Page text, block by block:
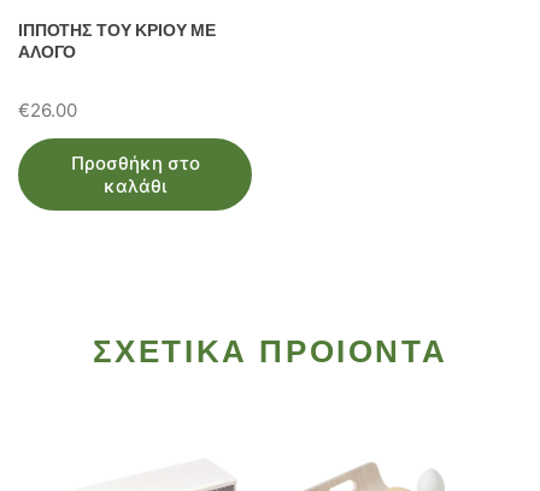
ΙΠΠΟΤΗΣ ΤΟΥ ΚΡΙΟΥ ΜΕ
ΑΛΟΓΟ
€26.00
Προσθήκη στο
καλάθι
ΣΧΕΤΙΚΑ ΠΡΟΙΟΝΤΑ